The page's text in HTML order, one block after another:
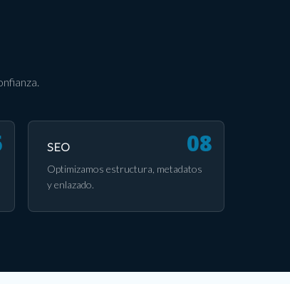
SEO
Optimizamos estructura, metadatos
y enlazado.